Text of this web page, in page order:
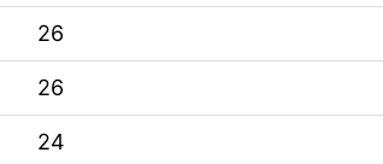
26
26
24